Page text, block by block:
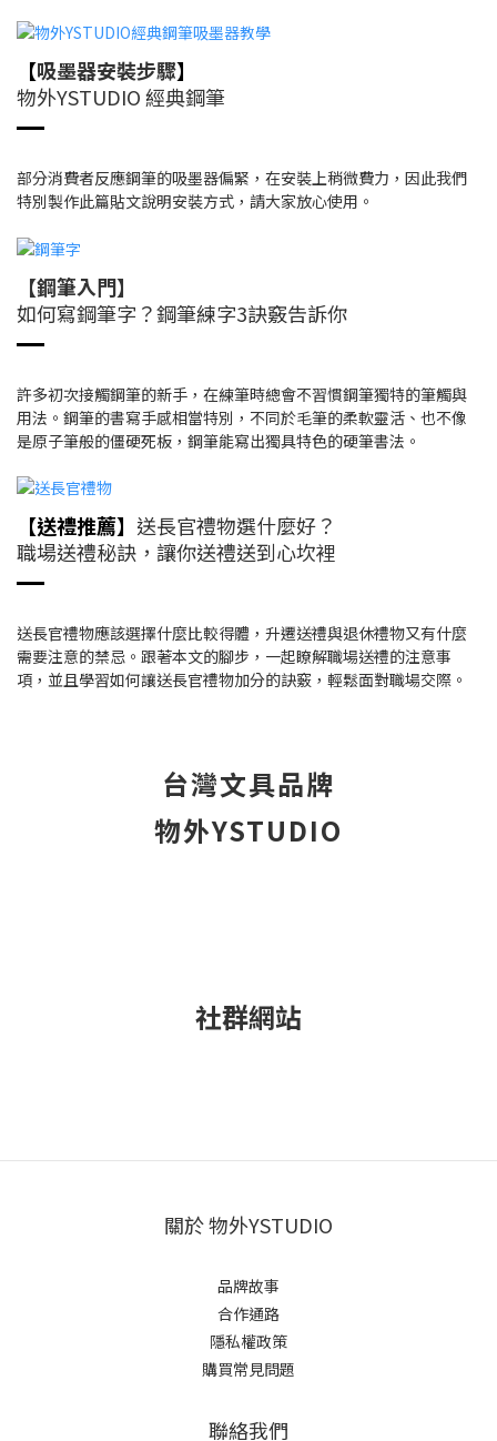
【吸墨器安裝步驟】
物外YSTUDIO 經典鋼筆
部分消費者反應鋼筆的吸墨器偏緊，在安裝上稍微費力，因此我們
特別製作此篇貼文說明安裝方式，請大家放心使用。
【鋼筆入門】
如何寫鋼筆字？鋼筆練字3訣竅告訴你
許多初次接觸鋼筆的新手，在練筆時總會不習慣鋼筆獨特的筆觸與
用法。鋼筆的書寫手感相當特別，不同於毛筆的柔軟靈活、也不像
是原子筆般的僵硬死板，鋼筆能寫出獨具特色的硬筆書法。
【送禮推薦】 送長官禮物選什麼好？
職場送禮秘訣，讓你送禮送到心坎裡
送長官禮物應該選擇什麼比較得體，升遷送禮與退休禮物又有什麼
需要注意的禁忌。跟著本文的腳步，一起瞭解職場送禮的注意事
項，並且學習如何讓送長官禮物加分的訣竅，輕鬆面對職場交際。
台灣文具品牌
物外YSTUDIO
社群網站
關於 物外YSTUDIO
品牌故事
合作通路
隱私權政策
購買常見問題
聯絡我們